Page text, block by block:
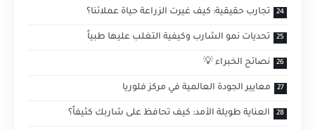
تجارب حقيقية: كيف غيرت الزراعة حياة عملائنا؟
تحديات نمو الشارب وكيفية التغلب عليها طبياً
نصائح الخبراء 💡
معايير الجودة العالمية في مركز فلوريا
العناية طويلة الأمد: كيف تحافظ على شاربك كثيفاً؟